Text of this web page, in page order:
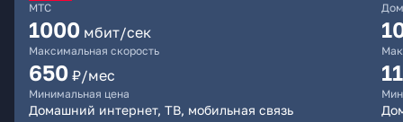
МТС
1000 мбит/сек
Максимальная скорость
650 ₽/мес
Минимальная цена
Домашний интернет, ТВ, мобильная связь